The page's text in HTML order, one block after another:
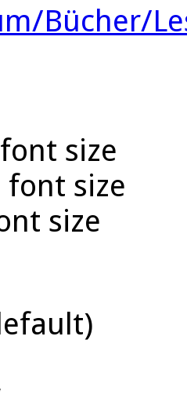
Bücher/
size
font size
size